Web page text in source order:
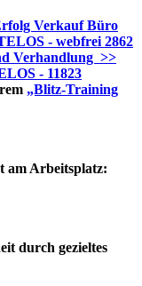
Verhandlung >>
„Blitz-Training
am Arbeitsplatz:
durch gezieltes